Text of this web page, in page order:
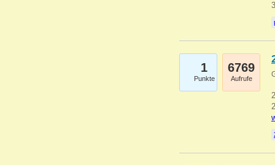
1
Punkte
6769
Aufrufe